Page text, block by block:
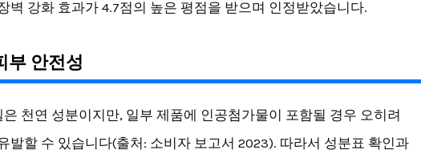
벽 강화 효과가 4.7점의 높은 평점을 받으며 인정받았습니다.
부 안전성
천연 성분이지만, 일부 제품에 인공첨가물이 포함될 경우 오히려
발할 수 있습니다(출처: 소비자 보고서 2023). 따라서 성분표 확인과